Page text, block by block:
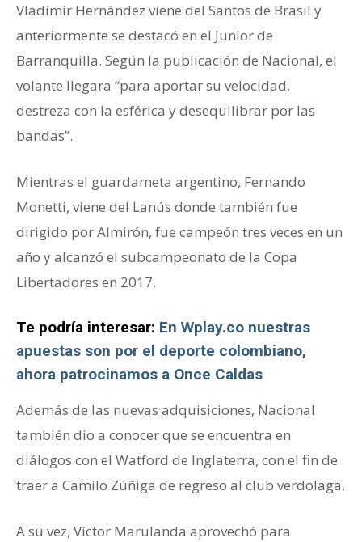
Vladimir Hernández viene del Santos de Brasil y
anteriormente se destacó en el Junior de
Barranquilla. Según la publicación de Nacional, el
volante llegara “para aportar su velocidad,
destreza con la esférica y desequilibrar por las
bandas”.
Mientras el guardameta argentino, Fernando
Monetti, viene del Lanús donde también fue
dirigido por Almirón, fue campeón tres veces en un
año y alcanzó el subcampeonato de la Copa
Libertadores en 2017.
Te podría interesar: En Wplay.co nuestras
apuestas son por el deporte colombiano,
ahora patrocinamos a Once Caldas
Además de las nuevas adquisiciones, Nacional
también dio a conocer que se encuentra en
diálogos con el Watford de Inglaterra, con el fin de
traer a Camilo Zúñiga de regreso al club verdolaga.
A su vez, Víctor Marulanda aprovechó para